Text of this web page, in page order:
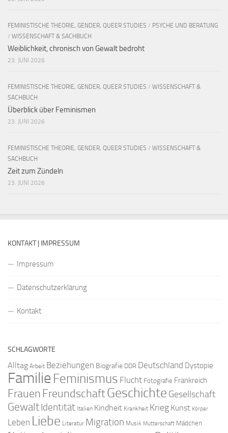
FEMINISTISCHE THEORIE, GENDER, QUEER STUDIES / PSYCHE UND BERATUNG
/ WISSENSCHAFT & SACHBUCH
Weiblichkeit, chronisch von Gewalt bedroht
23. JUNI 2026
FEMINISTISCHE THEORIE, GENDER, QUEER STUDIES / WISSENSCHAFT &
SACHBUCH
Überblick über Feminismen
23. JUNI 2026
FEMINISTISCHE THEORIE, GENDER, QUEER STUDIES / WISSENSCHAFT &
SACHBUCH
Zeit zum Zündeln
23. JUNI 2026
KONTAKT | IMPRESSUM
Impressum
Datenschutzerklärung
Kontakt
SCHLAGWORTE
Alltag Arbeit Beziehungen Biografie DDR Deutschland Dystopie
FamilieFeminismus Flucht Fotografie Frankreich
Frauen FreundschaftGeschichte Gesellschaft
GewaltIdentität Italien Kindheit Krankheit Krieg Kunst Körper
Leben Liebe Literatur Migration Musik Mutterschaft Mädchen